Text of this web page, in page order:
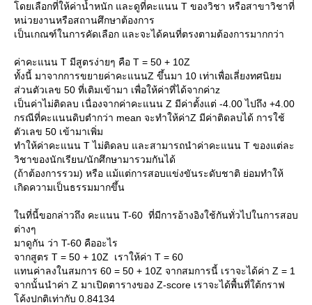
ดยเลือกที่ให้ค่าน้ำหนัก และดูที่คะแนน T ของวิชา หรือสาขาวิชาที่
หน่วยงานหรือสถานศึกษาต้องการ
เป็นเกณฑ์ในการคัดเลือก และจะได้คนที่ตรงตามต้องการมากกว่า
ค่าคะแนน T มีสูตรง่ายๆ คือ T = 50 + 10Z
ทั้งนี้ มาจากการขยายค่าคะแนนZ ขึ้นมา 10 เท่าเพื่อเลี่ยงทศนิยม
ส่วนตัวเลข 50 ที่เติมเข้ามา เพื่อให้ค่าที่ได้จากค่าz
เป็นค่าไม่ติดลบ เนื่องจากค่าคะแนน Z มีค่าตั้งแต่ -4.00 ไปถึง +4.00
กรณีที่คะแนนดิบตำกว่า mean จะทำให้ค่าZ มีค่าติดลบได้ การใช้
ตัวเลข 50 เข้ามาเพิ่ม
ทำให้ค่าคะแนน T ไม่ติดลบ และสามารถนำค่าคะแนน T ของแต่ละ
วิชาของนักเรียน/นักศึกษามารวมกันได้
(ถ้าต้องการรวม) หรือ แม้แต่การสอบแข่งขันระดับชาติ ย่อมทำให้
เกิดความเป็นธรรมมากขึ้น
นที่นี้ขอกล่าวถึง คะแนน T-60 ที่มีการอ้างอิงใช้กันทั่วไปในการสอบ
ต่างๆ
มาดูกัน ว่า T-60 คืออะไร
จากสูตร T = 50 + 10Z เราให้ค่า T = 60
ทนค่าลงในสมการ 60 = 50 + 10Z จากสมการนี้ เราจะได้ค่า Z = 1
จากนั้นนำค่า Z มาเปิดตารางของ Z-score เราจะได้พื้นที่ใต้กราฟ
ค้งปกติเท่ากับ 0.84134